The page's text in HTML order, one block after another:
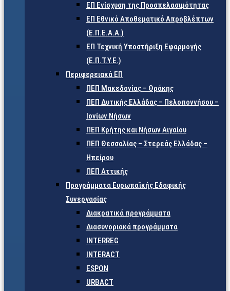
ΕΠ Ενίσχυση της Προσπελασιμότητας
ΕΠ Εθνικό Αποθεματικό Απροβλέπτων
(Ε.Π.Ε.Α.Α.)
ΕΠ Τεχνική Υποστήριξη Εφαρμογής
(Ε.Π.Τ.Υ.Ε.)
Περιφερειακά ΕΠ
ΠΕΠ Μακεδονίας – Θράκης
ΠΕΠ Δυτικής Ελλάδας – Πελοποννήσου –
Ιονίων Νήσων
ΠΕΠ Κρήτης και Νήσων Αιγαίου
ΠΕΠ Θεσσαλίας – Στερεάς Ελλάδας –
Ηπείρου
ΠΕΠ Αττικής
Προγράμματα Ευρωπαϊκής Εδαφικής
Συνεργασίας
Διακρατικά προγράμματα
Διασυνοριακά προγράμματα
INTERREG
INTERACT
ESPON
URBACT